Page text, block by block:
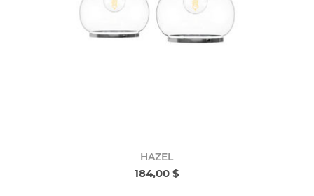
HAZEL
184,00 $